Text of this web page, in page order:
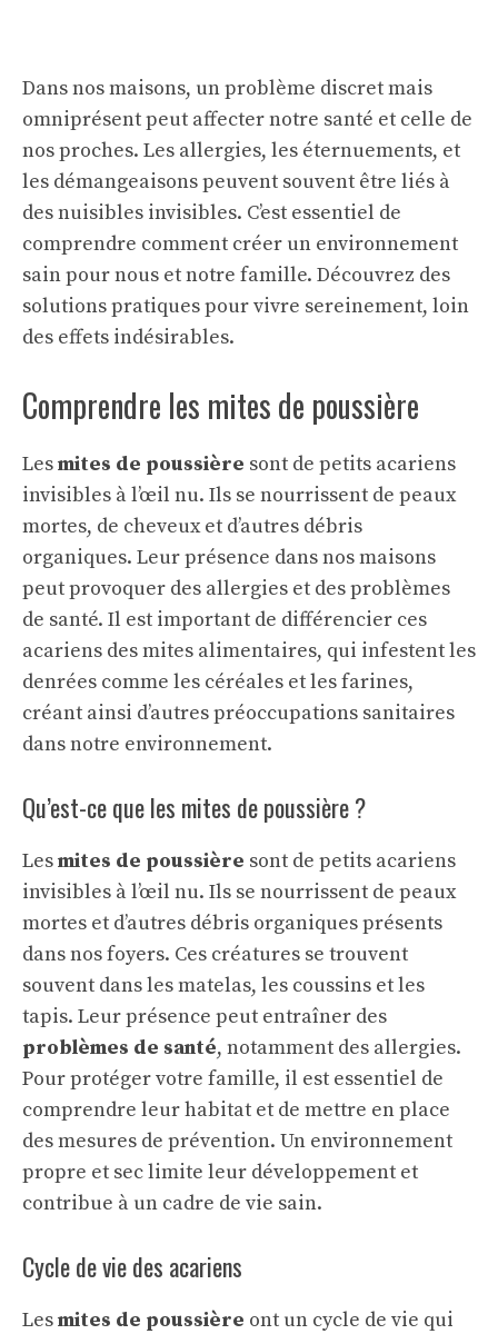
Dans nos maisons, un problème discret mais
omniprésent peut affecter notre santé et celle de
nos proches. Les allergies, les éternuements, et
les démangeaisons peuvent souvent être liés à
des nuisibles invisibles. C’est essentiel de
comprendre comment créer un environnement
sain pour nous et notre famille. Découvrez des
solutions pratiques pour vivre sereinement, loin
des effets indésirables.
Comprendre les mites de poussière
Lesmites de poussière sont de petits acariens
invisibles à l’œil nu. Ils se nourrissent de peaux
mortes, de cheveux et d’autres débris
organiques. Leur présence dans nos maisons
peut provoquer des allergies et des problèmes
de santé. Il est important de différencier ces
acariens desmites alimentaires, qui infestent les
denrées comme les céréales et les farines,
créant ainsi d’autres préoccupations sanitaires
dans notre environnement.
Qu’est-ce que les mites de poussière ?
Lesmites de poussière sont de petits acariens
invisibles à l’œil nu. Ils se nourrissent de peaux
mortes et d’autres débris organiques présents
dans nos foyers. Ces créatures se trouvent
souvent dans les matelas, les coussins et les
tapis. Leur présence peut entraîner des
problèmes de santé, notamment des allergies.
Pour protéger votre famille, il est essentiel de
comprendre leur habitat et de mettre en place
des mesures de prévention. Un environnement
propre et sec limite leur développement et
contribue à un cadre de vie sain.
Cycle de vie des acariens
Lesmites de poussière ont un cycle de vie qui